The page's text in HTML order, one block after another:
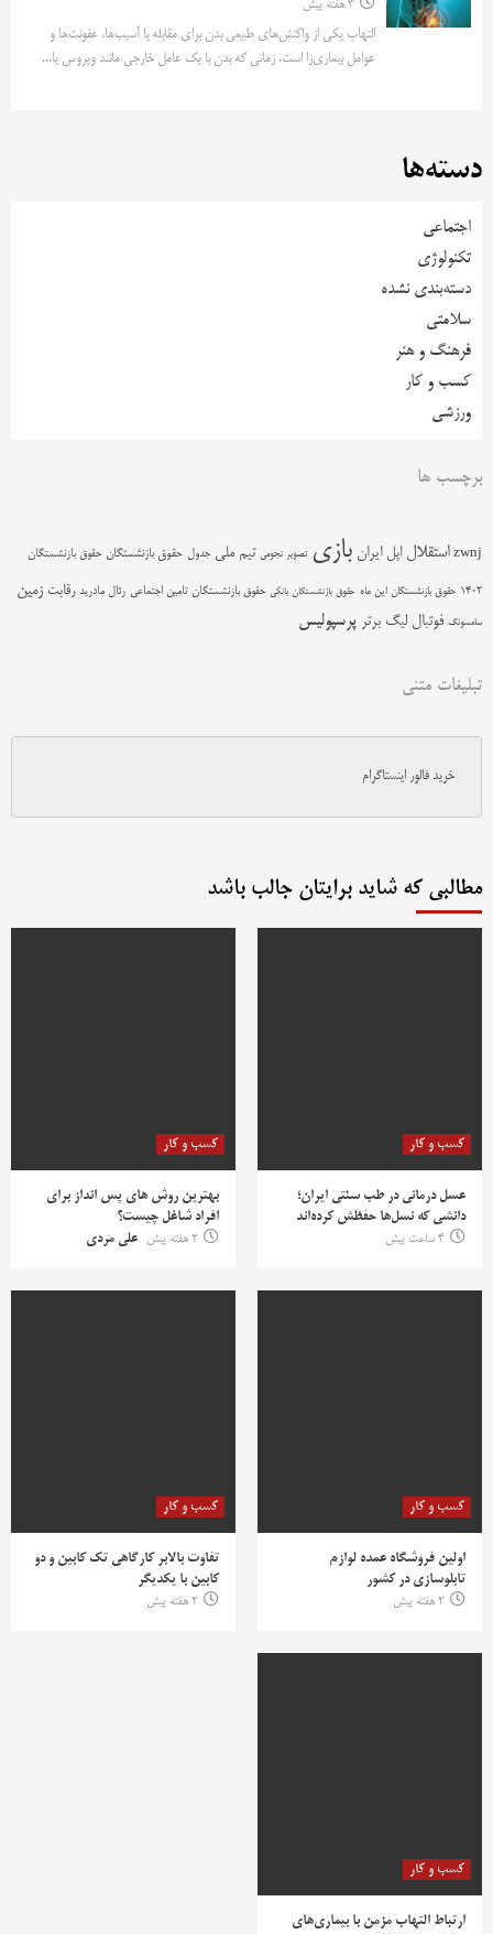
3 هفته پیش
التهاب یکی از واکنش‌های طبیعی بدن برای مقابله با آسیب‌ها، عفونت‌ها و
عوامل بیماری‌زا است. زمانی که بدن با یک عامل خارجی مانند ویروس یا...
دسته‌ها
اجتماعی
تکنولوژی
دسته‌بندی نشده
سلامتی
فرهنگ و هنر
کسب و کار
ورزشی
برچسب ها
zwnj استقلال اپل ایران بازی تصویر نجومی تیم ملی جدول حقوق بازنشستگان حقوق بازنشستگان
1402 حقوق بازنشستگان این ماه حقوق بازنشستگان بانکی حقوق بازنشستگان تامین اجتماعی رئال مادرید رقابت زمین
سامسونگ فوتبال لیگ برتر پرسپولیس
تبلیغات متنی
خرید فالور اینستاگرام
مطالبی که شاید برایتان جالب باشد
کسب و کار
عسل درمانی در طب سنتی ایران؛
دانشی که نسل‌ها حفظش کرده‌اند
4 ساعت پیش
کسب و کار
بهترین روش‌ های پس‌ انداز برای
افراد شاغل چیست؟
2 هفته پیش
علی مردی
کسب و کار
اولین فروشگاه عمده لوازم
تابلوسازی در کشور
2 هفته پیش
کسب و کار
تفاوت بالابر کارگاهی تک کابین و دو
کابین با یکدیگر
2 هفته پیش
کسب و کار
ارتباط التهاب مزمن با بیماری‌های